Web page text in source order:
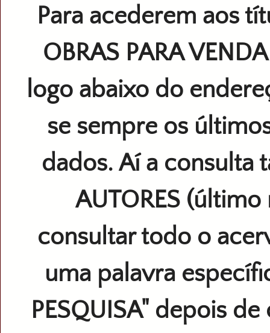
Para acederem aos
OBRAS PARA
logo abaixo do
se sempre os
dados. Aí a consulta
AUTORES
consultar todo o
uma palavra
PESQUISA" depois